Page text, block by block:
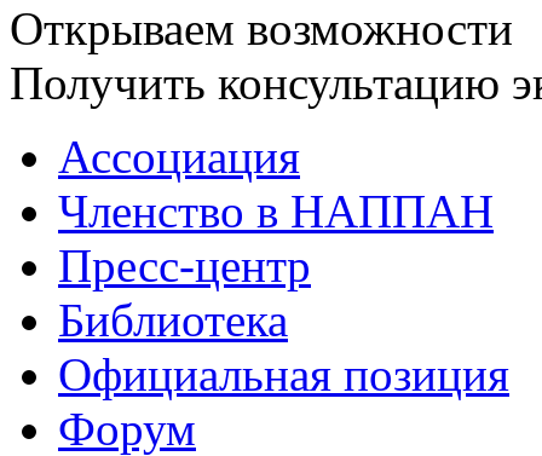
Открываем возможности
Получить консультацию
Ассоциация
Членство в НАППАН
Пресс-центр
Библиотека
Официальная позиция
Форум